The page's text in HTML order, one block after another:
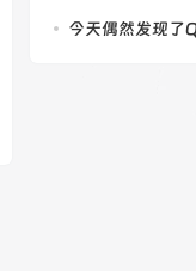
购买今天偶然发现了